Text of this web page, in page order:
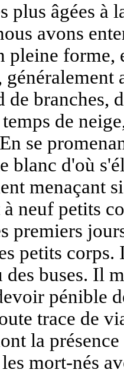
plus âgées à
avons
pleine forme,
de branches,
de
se
blanc d'où
menaçant
neuf petits
premiers
petits
des buses. Il
pénible
trace de
la
mort-nés